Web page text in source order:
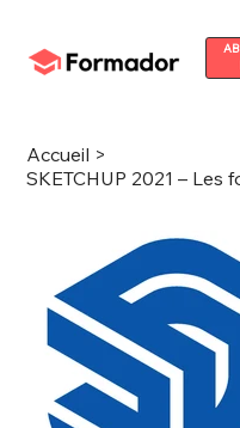
Accueil >
SKETCHUP 2021 –